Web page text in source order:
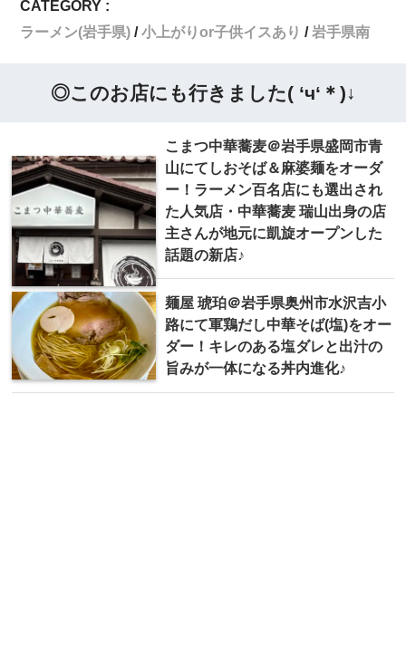
CATEGORY :
ラーメン(岩手県)
小上がりor子供イスあり 岩手県南
◎このお店にも行きました( ‘ч‘＊)↓
こまつ中華蕎麦＠岩手県盛岡市青
山にてしおそば＆麻婆麺をオーダ
ー！ラーメン百名店にも選出され
た人気店・中華蕎麦 瑞山出身の店
主さんが地元に凱旋オープンした
話題の新店♪
麺屋 琥珀＠岩手県奥州市水沢吉小
路にて軍鶏だし中華そば(塩)をオー
ダー！キレのある塩ダレと出汁の
旨みが一体になる丼内進化♪